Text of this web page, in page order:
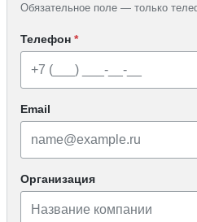
Обязательное поле — только
Телефон *
Email
Организация